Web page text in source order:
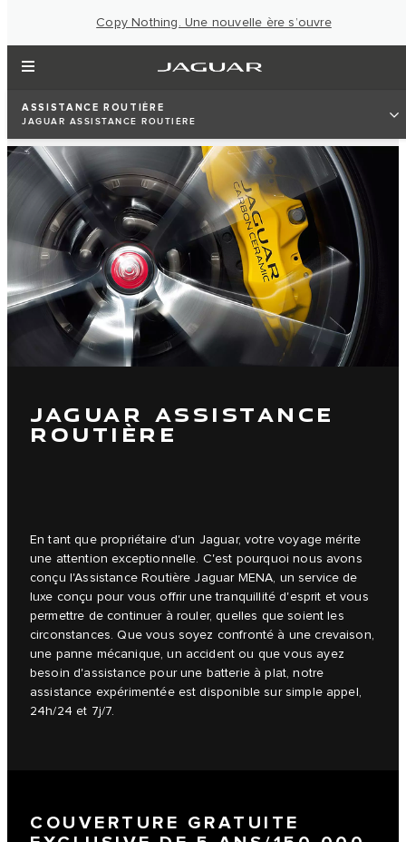
Copy Nothing. Une nouvelle ère s’ouvre
ASSISTANCE ROUTIÈRE
JAGUAR ASSISTANCE ROUTIÈRE
JAGUAR ASSISTANCE
ROUTIÈRE
En tant que propriétaire d'un Jaguar, votre voyage mérite
une attention exceptionnelle. C'est pourquoi nous avons
conçu l'Assistance Routière Jaguar MENA, un service de
luxe conçu pour vous offrir une tranquillité d'esprit et vous
permettre de continuer à rouler, quelles que soient les
circonstances. Que vous soyez confronté à une crevaison,
une panne mécanique, un accident ou que vous ayez
besoin d'assistance pour une batterie à plat, notre
assistance expérimentée est disponible sur simple appel,
24h/24 et 7j/7.
COUVERTURE GRATUITE